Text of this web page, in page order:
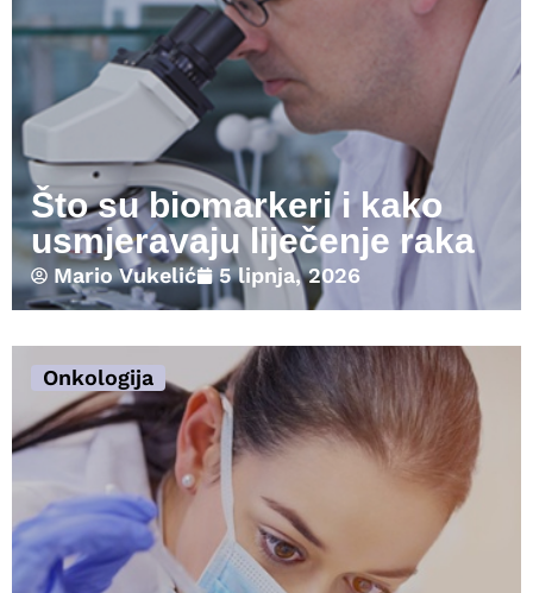
Što su biomarkeri i kako
usmjeravaju liječenje raka
Mario Vukelić 5 lipnja, 2026
Onkologija